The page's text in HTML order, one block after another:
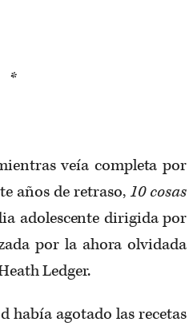
*
veía completa por
años de retraso,10 cosas
adolescente dirigida por
por la ahora olvidada
Ledger.
había agotado las recetas